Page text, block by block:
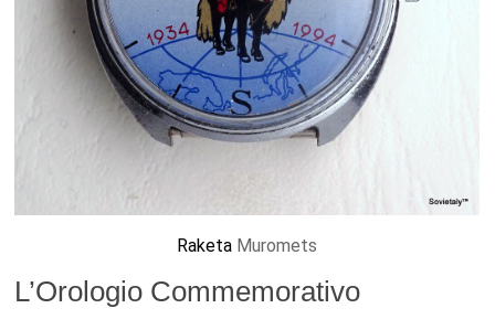
Raketa Muromets
L’Orologio Commemorativo